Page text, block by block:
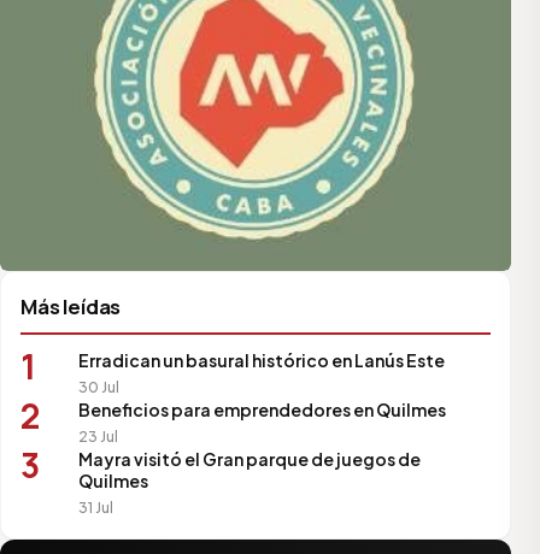
Más leídas
1 Erradican un basural histórico en Lanús Este
30 Jul
2 Beneficios para emprendedores en Quilmes
23 Jul
3
Mayra visitó el Gran parque de juegos de
Quilmes
31 Jul